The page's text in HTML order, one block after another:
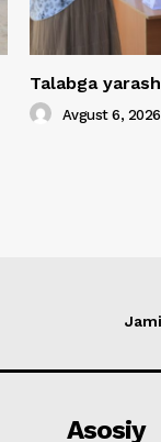
Talabga
Avgust 6, 2026
Asosiy